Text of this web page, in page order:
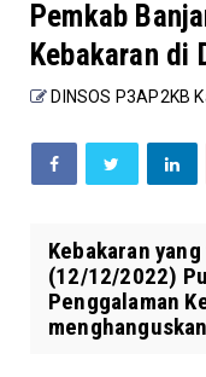
Pemkab
Kebakaran di
DINSOS P3AP2KB
Kebakaran
(12/12/2022)
Penggalaman